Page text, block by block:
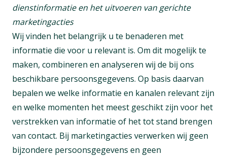
dienstinformatie en het uitvoeren van gerichte
marketingacties
Wij vinden het belangrijk u te benaderen met
informatie die voor u relevant is. Om dit mogelijk te
maken, combineren en analyseren wij de bij ons
beschikbare persoonsgegevens. Op basis daarvan
bepalen we welke informatie en kanalen relevant zijn
en welke momenten het meest geschikt zijn voor het
verstrekken van informatie of het tot stand brengen
van contact. Bij marketingacties verwerken wij geen
bijzondere persoonsgegevens en geen